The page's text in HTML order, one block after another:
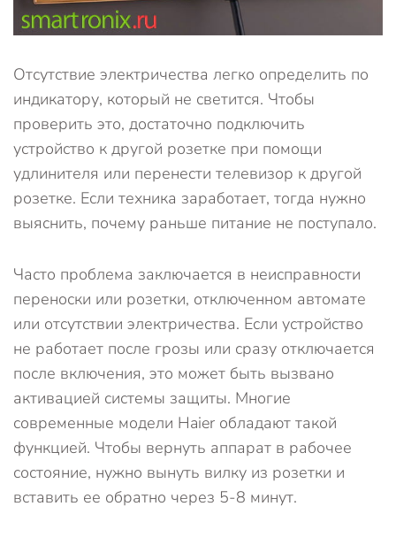
Отсутствие электричества легко определить по
индикатору, который не светится. Чтобы
проверить это, достаточно подключить
устройство к другой розетке при помощи
удлинителя или перенести телевизор к другой
розетке. Если техника заработает, тогда нужно
выяснить, почему раньше питание не поступало.
Часто проблема заключается в неисправности
переноски или розетки, отключенном автомате
или отсутствии электричества. Если устройство
не работает после грозы или сразу отключается
после включения, это может быть вызвано
активацией системы защиты. Многие
современные модели Haier обладают такой
функцией. Чтобы вернуть аппарат в рабочее
состояние, нужно вынуть вилку из розетки и
вставить ее обратно через 5-8 минут.